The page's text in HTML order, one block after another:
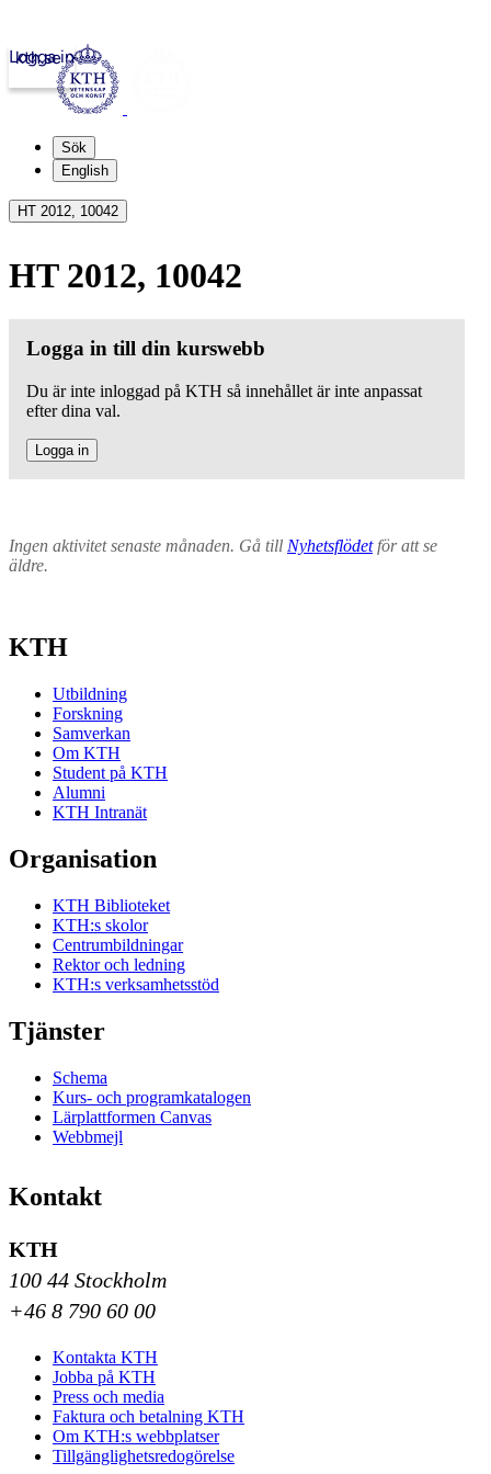
kth.se
Logga in
Sök
English
HT 2012, 10042
HT 2012, 10042
Logga in till din kurswebb
Du är inte inloggad på KTH så innehållet är inte anpassat
efter dina val.
Logga in
Ingen aktivitet senaste månaden. Gå till Nyhetsflödetför att se
äldre.
KTH
Utbildning
Forskning
Samverkan
Om KTH
Student på KTH
Alumni
KTH Intranät
Organisation
KTH Biblioteket
KTH:s skolor
Centrumbildningar
Rektor och ledning
KTH:s verksamhetsstöd
Tjänster
Schema
Kurs- och programkatalogen
Lärplattformen Canvas
Webbmejl
Kontakt
KTH
100 44 Stockholm
+46 8 790 60 00
Kontakta KTH
Jobba på KTH
Press och media
Faktura och betalning KTH
Om KTH:s webbplatser
Tillgänglighetsredogörelse